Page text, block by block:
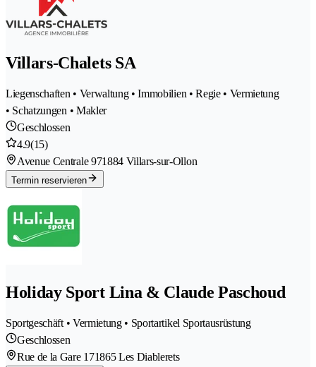
Villars-Chalets SA
Liegenschaften • Verwaltung • Immobilien • Regie • Vermietung
• Schatzungen • Makler
Geschlossen
4.9(15)
Avenue Centrale 971884 Villars-sur-Ollon
Termin reservieren
Holiday Sport Lina & Claude Paschoud
Sportgeschäft • Vermietung • Sportartikel Sportausrüstung
Geschlossen
Rue de la Gare 171865 Les Diablerets